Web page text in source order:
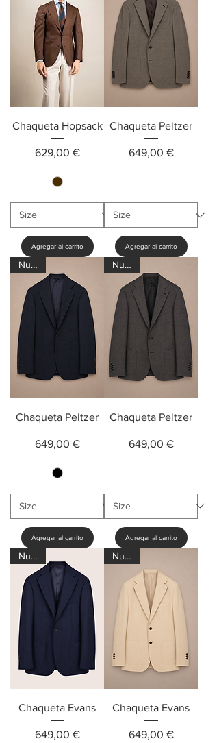
Chaqueta Hopsack
Precio
629,00 €
Agregar al carrito
Chaqueta Peltzer
Precio
649,00 €
Agregar al carrito
Nuevo
Chaqueta Peltzer
Precio
649,00 €
Agregar al carrito
Nuevo
Chaqueta Peltzer
Precio
649,00 €
Agregar al carrito
Nuevo
Chaqueta Evans
Precio
649,00 €
Nuevo
Chaqueta Evans
Precio
649,00 €